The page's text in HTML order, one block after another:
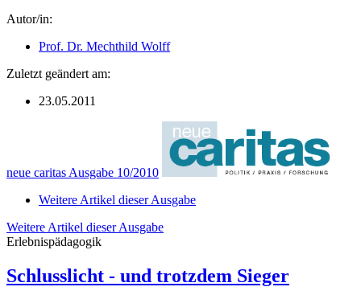
Autor/in:
Prof. Dr. Mechthild Wolff
Zuletzt geändert am:
23.05.2011
neue caritas Ausgabe 10/2010
Weitere Artikel dieser Ausgabe
Weitere Artikel dieser Ausgabe
Erlebnispädagogik
Schlusslicht - und trotzdem Sieger